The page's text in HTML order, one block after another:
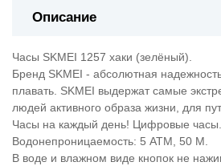
Описание
Часы SKMEI 1257 хаки (зелёный).
Бренд SKMEI - абсолютная
плавать. SKMEI выдержат самые
людей активного образа жизни, для
Часы на каждый день! Цифровые часы.
Водонепроницаемость: 5 АТМ, 50 M.
В воде и влажном виде кнопок не